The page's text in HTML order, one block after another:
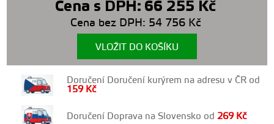
Cena s DPH: 66 255 Kč
Cena bez DPH: 54 756 Kč
VLOŽIT DO KOŠÍKU
Doručení Doručení kurýrem na adresu v ČR od
159 Kč
Doručení Doprava na Slovensko od269 Kč